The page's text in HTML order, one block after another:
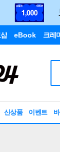
eBook 크레
신상품 이벤트